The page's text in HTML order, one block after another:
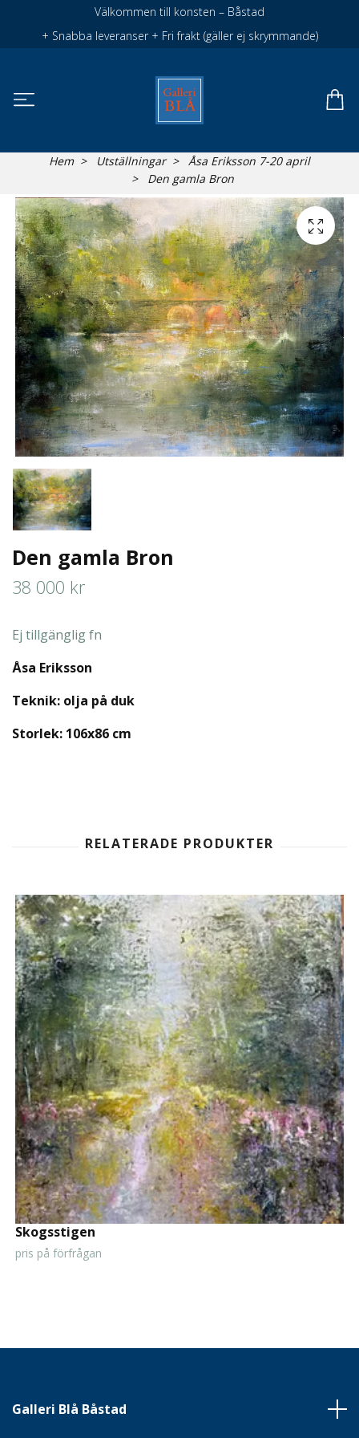
Välkommen till konsten – Båstad
+ Snabba leveranser + Fri frakt (gäller ej skrymmande)
Hem Utställningar
Åsa Eriksson 7-20 april
Den gamla Bron
Den gamla Bron
38 000 kr
Ej tillgänglig fn
Åsa Eriksson
Teknik: olja på duk
Storlek: 106x86 cm
Skogsstigen
pris på förfrågan
Galleri Blå Båstad